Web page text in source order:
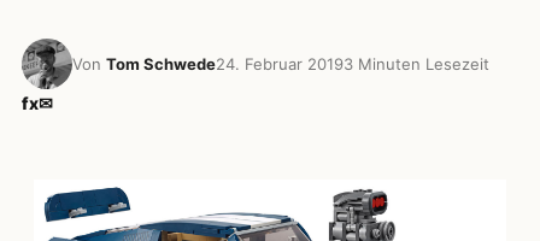
Von Tom Schwede24. Februar 20193 Minuten Lesezeit
fx✉